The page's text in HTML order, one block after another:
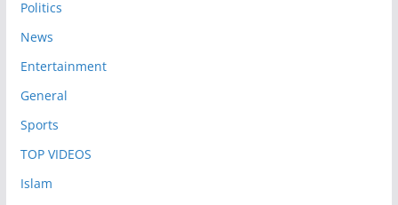
Politics
News
Entertainment
General
Sports
TOP VIDEOS
Islam